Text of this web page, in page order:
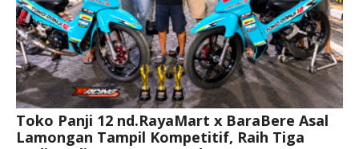
Toko Panji 12 nd.RayaMart x BaraBere Asal
Lamongan Tampil Kompetitif, Raih Tiga